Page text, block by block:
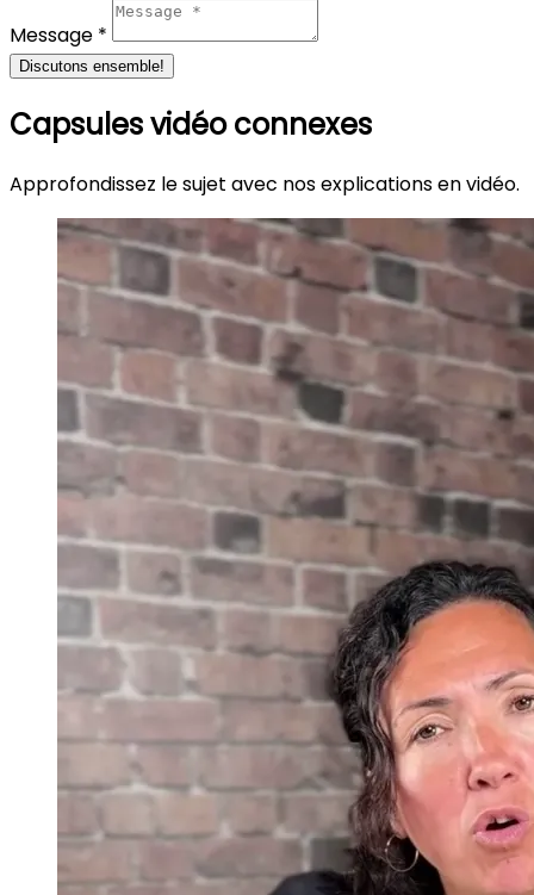
Message *
Discutons ensemble!
Capsules vidéo connexes
Approfondissez le sujet avec nos explications en vidéo.